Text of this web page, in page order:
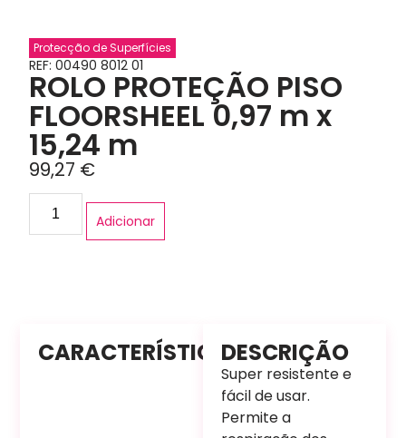
Protecção de Superfícies
REF: 00490 8012 01
ROLO PROTEÇÃO PISO
FLOORSHEEL 0,97 m x
15,24 m
99,27 €
Adicionar
CARACTERÍSTICASDESCRIÇÃO
Super resistente e
fácil de usar.
Permite a